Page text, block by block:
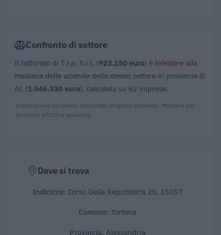
Confronto di settore
Il fatturato di T.r.p. S.r.l. (923.150 euro) è inferiore alla
mediana delle aziende dello stesso settore in provincia di
AL (1.546.330 euro), calcolata su 52 imprese.
Elaborazione sui bilanci depositati (Registro Imprese). Mediana per
divisione ATECO e provincia.
Dove si trova
Indirizzo: Corso Della Repubblica 25, 15057
Comune: Tortona
Provincia: Alessandria